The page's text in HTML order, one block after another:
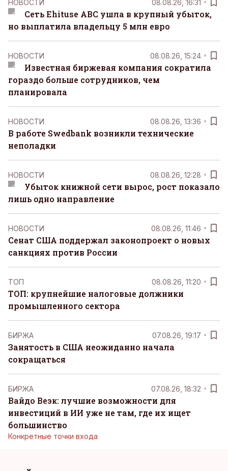
НОВОСТИ 08.08.26, 16:31
Сеть Ehituse ABC ушла в крупный убыток,
но выплатила владельцу 5 млн евро
НОВОСТИ 08.08.26, 15:24
Известная биржевая компания сократила
гораздо больше сотрудников, чем
планировала
НОВОСТИ 08.08.26, 13:36
В работе Swedbank возникли технические
неполадки
НОВОСТИ 08.08.26, 12:28
Убыток книжной сети вырос, рост показало
лишь одно направление
НОВОСТИ 08.08.26, 11:46
Сенат США поддержал законопроект о новых
санкциях против России
ТОП 08.08.26, 11:20
ТОП: крупнейшие налоговые должники
промышленного сектора
БИРЖА 07.08.26, 19:17
Занятость в США неожиданно начала
сокращаться
БИРЖА 07.08.26, 18:32
Вайдо Веэк: лучшие возможности для
инвестиций в ИИ уже не там, где их ищет
большинство
Конкретные точки входа